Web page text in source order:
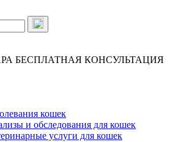
БЕСПЛАТНАЯ КОНСУЛЬТАЦИЯ
кошек
и обследования для кошек
услуги для кошек